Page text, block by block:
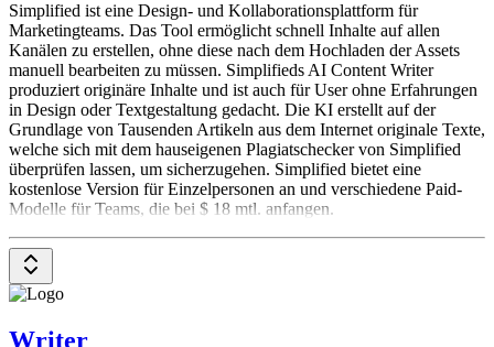
Simplified ist eine Design- und Kollaborationsplattform für
Marketingteams. Das Tool ermöglicht schnell Inhalte auf allen
Kanälen zu erstellen, ohne diese nach dem Hochladen der Assets
manuell bearbeiten zu müssen. Simplifieds AI Content Writer
produziert originäre Inhalte und ist auch für User ohne Erfahrungen
in Design oder Textgestaltung gedacht. Die KI erstellt auf der
Grundlage von Tausenden Artikeln aus dem Internet originale Texte,
welche sich mit dem hauseigenen Plagiatschecker von Simplified
überprüfen lassen, um sicherzugehen. Simplified bietet eine
kostenlose Version für Einzelpersonen an und verschiedene Paid-
Modelle für Teams, die bei $ 18 mtl. anfangen.
Writer